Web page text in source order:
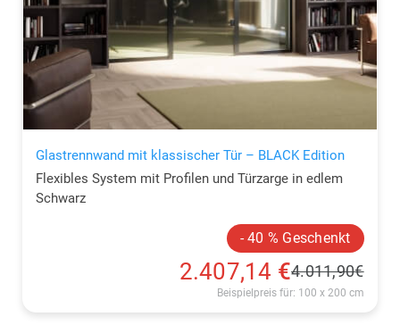
Glastrennwand mit klassischer Tür – BLACK Edition
Flexibles System mit Profilen und Türzarge in edlem
Schwarz
- 40 % Geschenkt
4.011,90€
2.407,14 €
Beispielpreis für: 100 x 200 cm